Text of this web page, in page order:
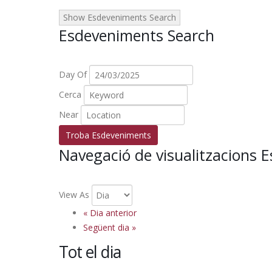
Show Esdeveniments Search
Esdeveniments Search
Day Of
Cerca
Near
Navegació de visualitzacions
View As
« Dia anterior
Següent dia »
Tot el dia